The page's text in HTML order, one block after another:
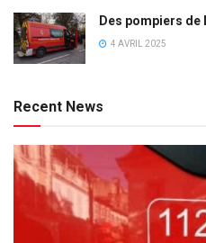
Des pompiers
4 AVRIL 2025
Recent News